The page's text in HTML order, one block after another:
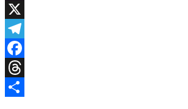
WhatsApp
X
Telegram
Facebook
Threads